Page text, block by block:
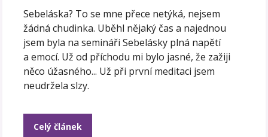
Sebeláska? To se mne přece netýká, nejsem
žádná chudinka. Uběhl nějaký čas a najednou
jsem byla na semináři Sebelásky plná napětí
a emocí. Už od příchodu mi bylo jasné, že zažiji
něco úžasného... Už při první meditaci jsem
neudržela slzy.
Celý článek